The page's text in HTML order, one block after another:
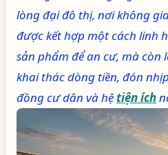
lòng đại đô thị, nơi không
được kết hợp một cách linh
sản phẩm để an cư, mà còn
khai thác dòng tiền, đón
đồng cư dân và hệtiện ích